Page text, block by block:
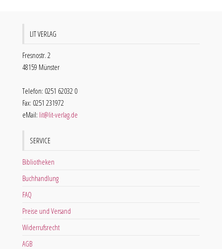
LIT VERLAG
Fresnostr. 2
48159 Münster
Telefon: 0251 62032 0
Fax: 0251 231972
eMail: lit@lit-verlag.de
SERVICE
Bibliotheken
Buchhandlung
FAQ
Preise und Versand
Widerrufsrecht
AGB